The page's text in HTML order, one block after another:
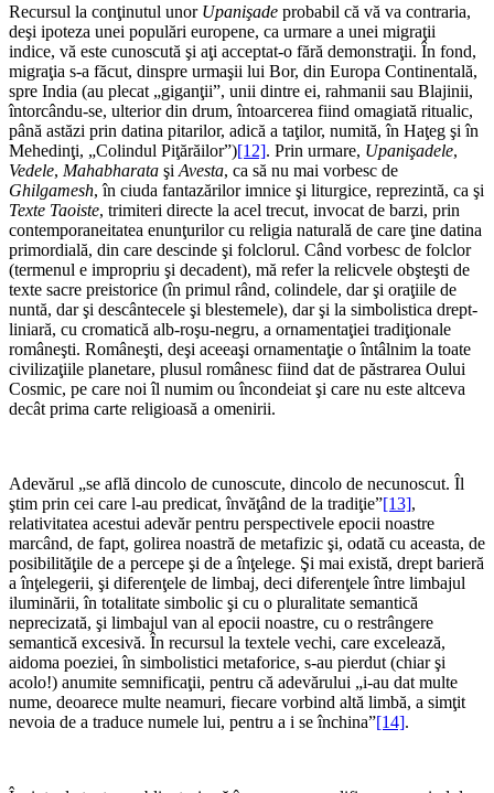
Recursul la conţinutul unor Upanişade probabil că vă va contraria,
deşi ipoteza unei populări europene, ca urmare a unei migraţii
indice, vă este cunoscută şi aţi acceptat-o fără demonstraţii. În fond,
migraţia s-a făcut, dinspre urmaşii lui Bor, din Europa Continentală,
spre India (au plecat „giganţii”, unii dintre ei, rahmanii sau Blajinii,
întorcându-se, ulterior din drum, întoarcerea fiind omagiată ritualic,
până astăzi prin datina pitarilor, adică a taţilor, numită, în Haţeg şi în
Mehedinţi, „Colindul Piţărăilor”)[12]. Prin urmare, Upanişadele,
Vedele, Mahabharata şiAvesta, ca să nu mai vorbesc de
Ghilgamesh, în ciuda fantazărilor imnice şi liturgice, reprezintă, ca şi
Texte Taoiste, trimiteri directe la acel trecut, invocat de barzi, prin
contemporaneitatea enunţurilor cu religia naturală de care ţine datina
primordială, din care descinde şi folclorul. Când vorbesc de folclor
(termenul e impropriu şi decadent), mă refer la relicvele obşteşti de
texte sacre preistorice (în primul rând, colindele, dar şi oraţiile de
nuntă, dar şi descântecele şi blestemele), dar şi la simbolistica drept-
liniară, cu cromatică alb-roşu-negru, a ornamentaţiei tradiţionale
româneşti. Româneşti, deşi aceeaşi ornamentaţie o întâlnim la toate
civilizaţiile planetare, plusul românesc fiind dat de păstrarea Oului
Cosmic, pe care noi îl numim ou încondeiat şi care nu este altceva
decât prima carte religioasă a omenirii.
Adevărul „se află dincolo de cunoscute, dincolo de necunoscut. Îl
ştim prin cei care l-au predicat, învăţând de la tradiţie”[13],
relativitatea acestui adevăr pentru perspectivele epocii noastre
marcând, de fapt, golirea noastră de metafizic şi, odată cu aceasta, de
posibilităţile de a percepe şi de a înţelege. Şi mai există, drept barieră
a înţelegerii, şi diferenţele de limbaj, deci diferenţele între limbajul
iluminării, în totalitate simbolic şi cu o pluralitate semantică
neprecizată, şi limbajul van al epocii noastre, cu o restrângere
semantică excesivă. În recursul la textele vechi, care excelează,
aidoma poeziei, în simbolistici metaforice, s-au pierdut (chiar şi
acolo!) anumite semnificaţii, pentru că adevărului „i-au dat multe
nume, deoarece multe neamuri, fiecare vorbind altă limbă, a simţit
nevoia de a traduce numele lui, pentru a i se închina”[14].